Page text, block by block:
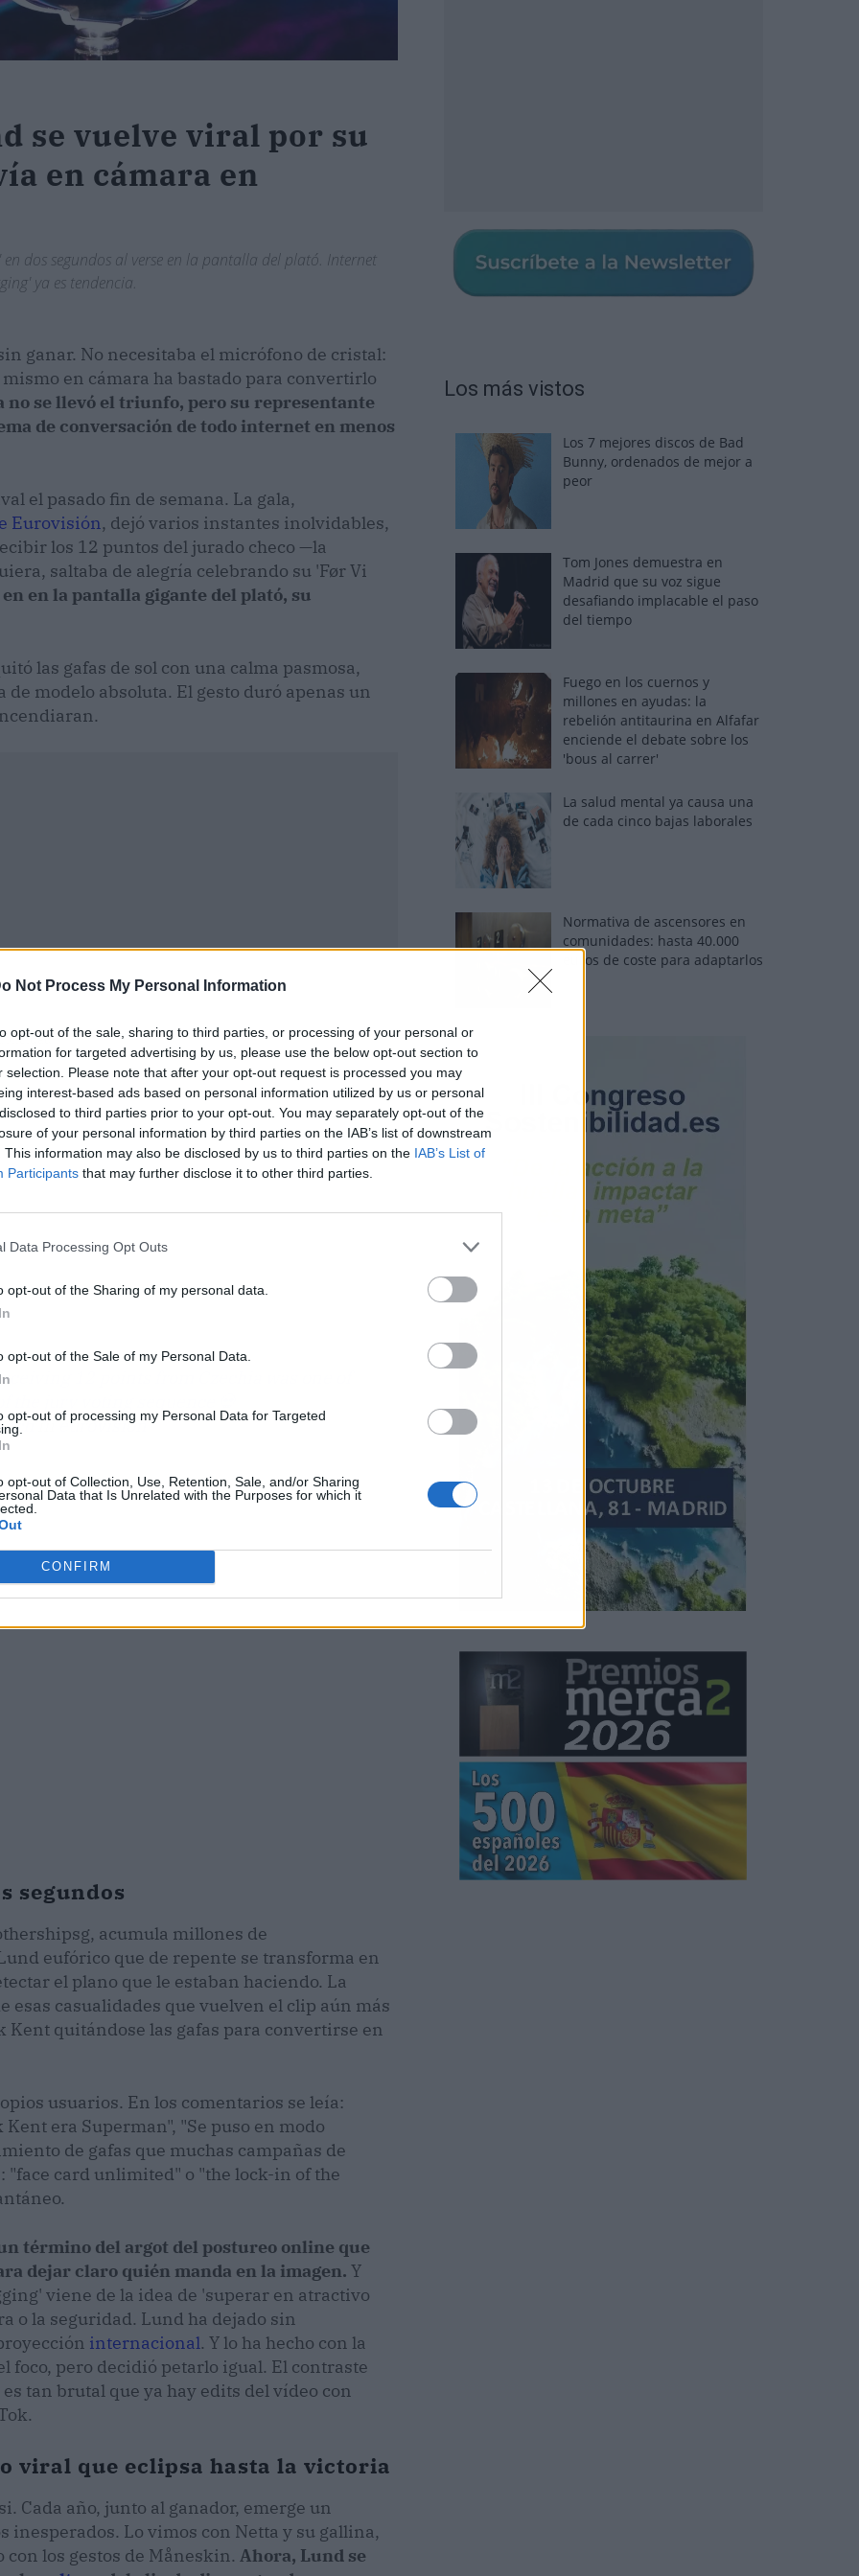
Not Process My Personal Information
opt-out of the sale, sharing to third parties, or processing of your personal or
for targeted advertising by us, please use the below opt-out section to
selection. Please note that after your opt-out request is processed you may
interest-based ads based on personal information utilized by us or personal
to third parties prior to your opt-out. You may separately opt-out of the
of your personal information by third parties on the IAB’s list of downstream
This information may also be disclosed by us to third parties on the IAB’s List of
Participants that may further disclose it to other third parties.
Data Processing Opt Outs
opt-out of the Sharing of my personal data.
opt-out of the Sale of my Personal Data.
opt-out of processing my Personal Data for Targeted
opt-out of Collection, Use, Retention, Sale, and/or Sharing
Data that Is Unrelated with the Purposes for which it
CONFIRM
se vuelve viral por su
en cámara en
dos segundos al verse en la pantalla del plató. Internet
ya es tendencia.
ganar. No necesitaba el micrófono de cristal:
en cámara ha bastado para convertirlo
no se llevó el triunfo, pero su representante
de conversación de todo internet en menos
el pasado fin de semana. La gala,
Eurovisión, dejó varios instantes inolvidables,
los 12 puntos del jurado checo —la
saltaba de alegría celebrando su 'Før Vi
en la pantalla gigante del plató, su
las gafas de sol con una calma pasmosa,
modelo absoluta. El gesto duró apenas un
12 points from Czechia was one of
jury voting sequence 💀
ineurovision
segundos
acumula millones de
eufórico que de repente se transforma en
el plano que le estaban haciendo. La
casualidades que vuelven el clip aún más
quitándose las gafas para convertirse en
usuarios. En los comentarios se leía:
era Superman", "Se puso en modo
de gafas que muchas campañas de
"face card unlimited" o "the lock-in of the
término del argot del postureo online que
dejar claro quién manda en la imagen. Y
viene de la idea de 'superar en atractivo
o la seguridad. Lund ha dejado sin
internacional. Y lo ha hecho con la
foco, pero decidió petarlo igual. El contraste
tan brutal que ya hay edits del vídeo con
viral que eclipsa hasta la victoria
Cada año, junto al ganador, emerge un
inesperados. Lo vimos con Netta y su gallina,
los gestos de Måneskin. Ahora, Lund se
Los más vistos
Los 7 mejores discos de Bad
Bunny, ordenados de mejor a
peor
Tom Jones demuestra en
Madrid que su voz sigue
desafiando implacable el paso
del tiempo
Fuego en los cuernos y
millones en ayudas: la
rebelión antitaurina en Alfafar
enciende el debate sobre los
'bous al carrer'
La salud mental ya causa una
de cada cinco bajas laborales
Normativa de ascensores en
comunidades: hasta 40.000
euros de coste para adaptarlos